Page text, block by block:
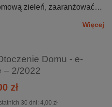
zieleń, zaaranżować
skierowane jest też
Więcej
Domu - e-
– 2/2022
zł
30 dni: 4,00 zł